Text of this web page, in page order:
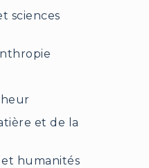
sciences
et de la
et humanités